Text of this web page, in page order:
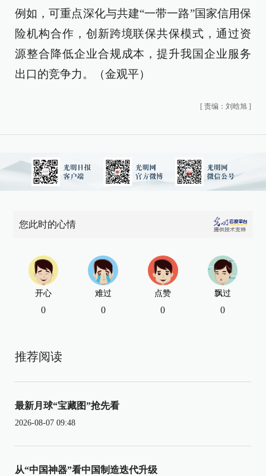
例如，可重点深化与共建“一带一路”国家信用保
险机构合作，创新跨境联保共保模式，通过资
源整合降低企业合规成本，提升我国企业服务
出口的竞争力。（金观平）
[ 责编：刘晗旭 ]
您此时的心情
开心
0
难过
0
点赞
0
飘过
0
推荐阅读
最新月球“宝藏图”抢先看
2026-08-07 09:48
从“中国神器”看中国制造迭代升级